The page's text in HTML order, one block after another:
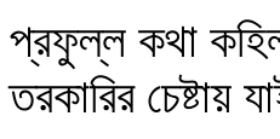
প্রফুল্ল কথা
তরকারির চেষ্টায়